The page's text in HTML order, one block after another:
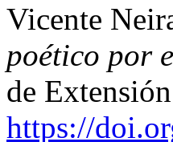
Vicente
poético por
de
https://